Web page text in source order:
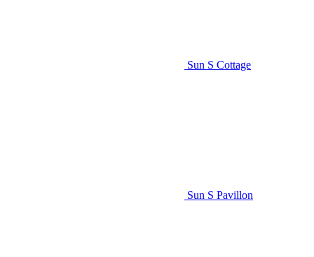
Sun S Cottage
Sun S Pavillon